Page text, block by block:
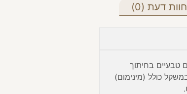
חוות דעת (0)
טבעיים בחיתוך
כולל (מינימום)